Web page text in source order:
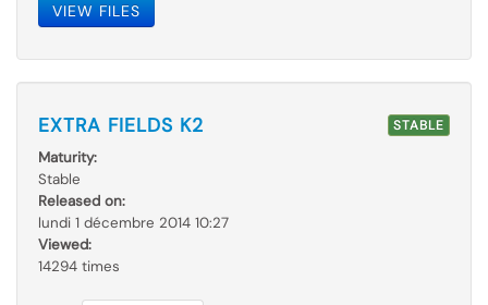
VIEW FILES
STABLE
EXTRA FIELDS K2
Maturity:
Stable
Released on:
lundi 1 décembre 2014 10:27
Viewed:
14294 times